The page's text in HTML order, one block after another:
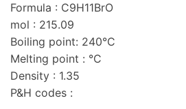
Formula : C9H11BrO
mol : 215.09
Boiling point: 240°C
Melting point : °C
Density : 1.35
P&H codes :